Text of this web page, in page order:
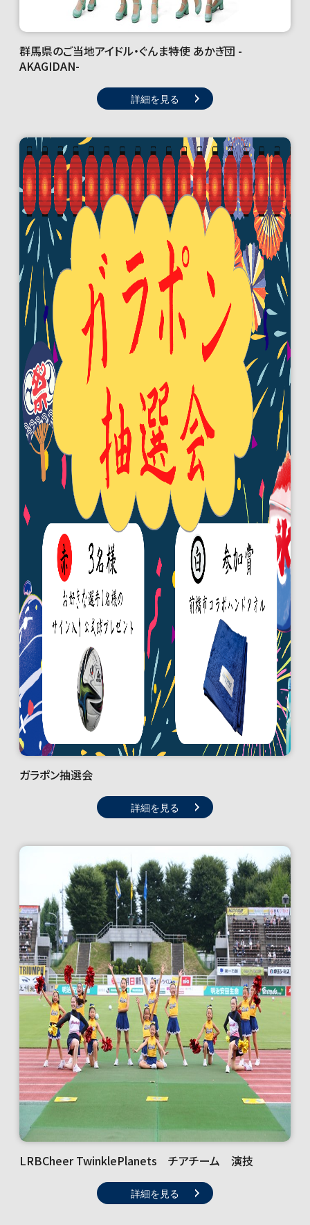
群馬県のご当地アイドル・ぐんま特使 あかぎ団 -
AKAGIDAN-
詳細を見る
ガラポン抽選会
詳細を見る
LRBCheer TwinklePlanets チアチーム 演技
詳細を見る